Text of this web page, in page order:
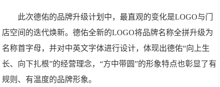
此次德佑的品牌升级计划中，最直观的变化是LOGO与门
店空间的迭代焕新。德佑全新的LOGO将品牌名称全拼升级为
名称首字母，并对中英文字体进行设计，体现出德佑“向上生
长、向下扎根”的经营理念，“方中带圆”的形象特点也彰显了有
规则、有温度的品牌形象。